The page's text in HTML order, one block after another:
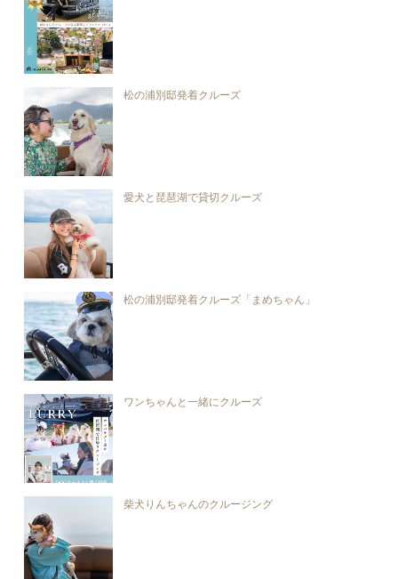
松の浦別邸発着クルーズ
愛犬と琵琶湖で貸切クルーズ
松の浦別邸発着クルーズ「まめちゃん」
ワンちゃんと一緒にクルーズ
柴犬りんちゃんのクルージング